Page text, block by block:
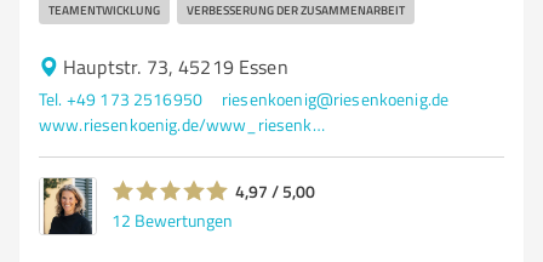
TEAMENTWICKLUNG VERBESSERUNG DER ZUSAMMENARBEIT
Hauptstr. 73, 45219 Essen
Tel. +49 173 2516950
riesenkoenig@riesenkoenig.de
www.riesenkoenig.de/www_riesenk/0_1/kontakt_4/de/de_kontakt_articl_1.php?m=kontakt
4,97 / 5,00
12 Bewertungen